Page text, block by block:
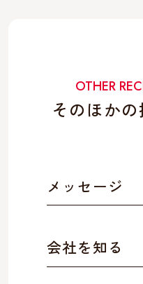
OTHER
そのほか
メッセージ
会社を知る